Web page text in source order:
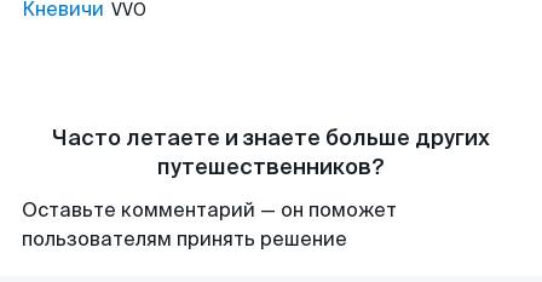
Кневичи VVO
Часто летаете и знаете больше других
путешественников?
Оставьте комментарий — он поможет
пользователям принять решение